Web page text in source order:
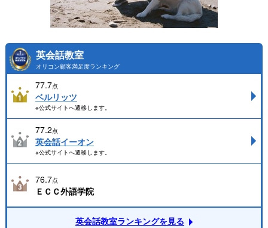
英会話教室
オリコン顧客満足度ランキング
77.7点
ベルリッツ
※公式サイトへ遷移します。
77.2点
英会話イーオン
※公式サイトへ遷移します。
76.7点
ＥＣＣ外語学院
英会話教室ランキングを見る